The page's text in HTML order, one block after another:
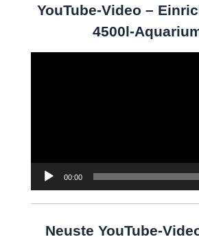
YouTube-Video –
4500l-
00:00
Neuste YouTube-